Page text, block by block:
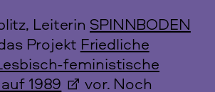
Leiterin SPINNBODEN
Projekt Friedliche
feministische
1989
vor. Noch